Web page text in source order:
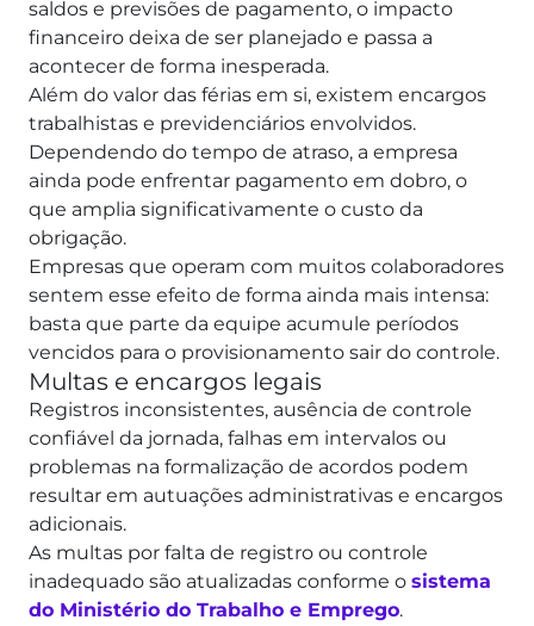
saldos e previsões de pagamento, o impacto
financeiro deixa de ser planejado e passa a
acontecer de forma inesperada.
Além do valor das férias em si, existem encargos
trabalhistas e previdenciários envolvidos.
Dependendo do tempo de atraso, a empresa
ainda pode enfrentar pagamento em dobro, o
que amplia significativamente o custo da
obrigação.
Empresas que operam com muitos colaboradores
sentem esse efeito de forma ainda mais intensa:
basta que parte da equipe acumule períodos
vencidos para o provisionamento sair do controle.
Multas e encargos legais
Registros inconsistentes, ausência de controle
confiável da jornada, falhas em intervalos ou
problemas na formalização de acordos podem
resultar em autuações administrativas e encargos
adicionais.
As multas por falta de registro ou controle
inadequado são atualizadas conforme o sistema
do Ministério do Trabalho e Emprego.